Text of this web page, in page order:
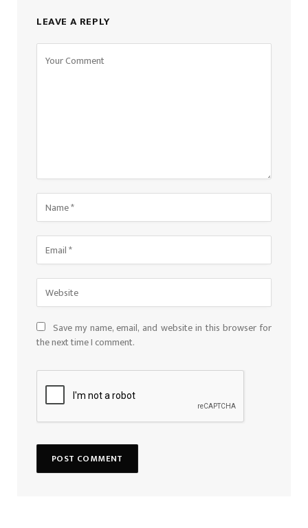
LEAVE A REPLY
Save my name, email, and website in this browser for
the next time I comment.